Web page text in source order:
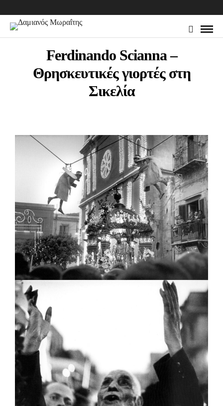
Ferdinando Scianna –
Θρησκευτικές γιορτές στη
Σικελία